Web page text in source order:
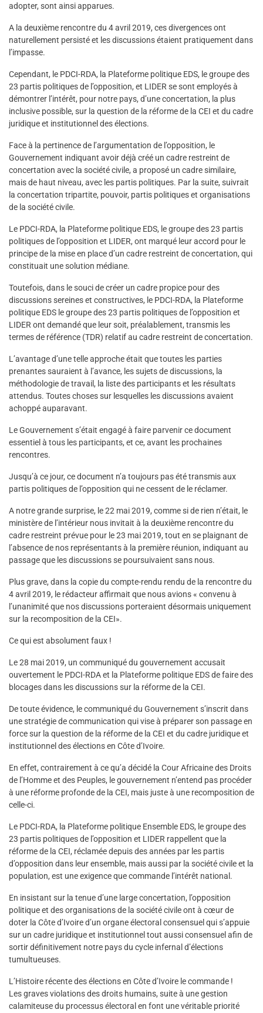
adopter, sont ainsi apparues.
A la deuxième rencontre du 4 avril 2019, ces divergences ont
naturellement persisté et les discussions étaient pratiquement dans
l’impasse.
Cependant, le PDCI-RDA, la Plateforme politique EDS, le groupe des
23 partis politiques de l’opposition, et LIDER se sont employés à
démontrer l’intérêt, pour notre pays, d’une concertation, la plus
inclusive possible, sur la question de la réforme de la CEI et du cadre
juridique et institutionnel des élections.
Face à la pertinence de l’argumentation de l’opposition, le
Gouvernement indiquant avoir déjà créé un cadre restreint de
concertation avec la société civile, a proposé un cadre similaire,
mais de haut niveau, avec les partis politiques. Par la suite, suivrait
la concertation tripartite, pouvoir, partis politiques et organisations
de la société civile.
Le PDCI-RDA, la Plateforme politique EDS, le groupe des 23 partis
politiques de l’opposition et LIDER, ont marqué leur accord pour le
principe de la mise en place d’un cadre restreint de concertation, qui
constituait une solution médiane.
Toutefois, dans le souci de créer un cadre propice pour des
discussions sereines et constructives, le PDCI-RDA, la Plateforme
politique EDS le groupe des 23 partis politiques de l’opposition et
LIDER ont demandé que leur soit, préalablement, transmis les
termes de référence (TDR) relatif au cadre restreint de concertation.
L’avantage d’une telle approche était que toutes les parties
prenantes sauraient à l’avance, les sujets de discussions, la
méthodologie de travail, la liste des participants et les résultats
attendus. Toutes choses sur lesquelles les discussions avaient
achoppé auparavant.
Le Gouvernement s’était engagé à faire parvenir ce document
essentiel à tous les participants, et ce, avant les prochaines
rencontres.
Jusqu’à ce jour, ce document n’a toujours pas été transmis aux
partis politiques de l’opposition qui ne cessent de le réclamer.
A notre grande surprise, le 22 mai 2019, comme si de rien n’était, le
ministère de l’intérieur nous invitait à la deuxième rencontre du
cadre restreint prévue pour le 23 mai 2019, tout en se plaignant de
l’absence de nos représentants à la première réunion, indiquant au
passage que les discussions se poursuivaient sans nous.
Plus grave, dans la copie du compte-rendu rendu de la rencontre du
4 avril 2019, le rédacteur affirmait que nous avions « convenu à
l’unanimité que nos discussions porteraient désormais uniquement
sur la recomposition de la CEI».
Ce qui est absolument faux !
Le 28 mai 2019, un communiqué du gouvernement accusait
ouvertement le PDCI-RDA et la Plateforme politique EDS de faire des
blocages dans les discussions sur la réforme de la CEI.
De toute évidence, le communiqué du Gouvernement s’inscrit dans
une stratégie de communication qui vise à préparer son passage en
force sur la question de la réforme de la CEI et du cadre juridique et
institutionnel des élections en Côte d’Ivoire.
En effet, contrairement à ce qu’a décidé la Cour Africaine des Droits
de l’Homme et des Peuples, le gouvernement n’entend pas procéder
à une réforme profonde de la CEI, mais juste à une recomposition de
celle-ci.
Le PDCI-RDA, la Plateforme politique Ensemble EDS, le groupe des
23 partis politiques de l’opposition et LIDER rappellent que la
réforme de la CEI, réclamée depuis des années par les partis
d’opposition dans leur ensemble, mais aussi par la société civile et la
population, est une exigence que commande l’intérêt national.
En insistant sur la tenue d’une large concertation, l’opposition
politique et des organisations de la société civile ont à cœur de
doter la Côte d’Ivoire d’un organe électoral consensuel qui s’appuie
sur un cadre juridique et institutionnel tout aussi consensuel afin de
sortir définitivement notre pays du cycle infernal d’élections
tumultueuses.
L’Histoire récente des élections en Côte d’Ivoire le commande !
Les graves violations des droits humains, suite à une gestion
calamiteuse du processus électoral en font une véritable priorité